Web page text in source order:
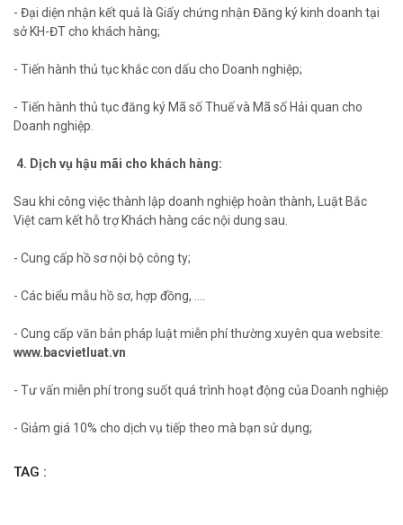
- Đại diện nhận kết quả là Giấy chứng nhận Đăng ký kinh doanh tại
sở KH-ĐT cho khách hàng;
- Tiến hành thủ tục khắc con dấu cho Doanh nghiệp;
- Tiến hành thủ tục đăng ký Mã số Thuế và Mã số Hải quan cho
Doanh nghiệp.
4. Dịch vụ hậu mãi cho khách hàng:
Sau khi công việc thành lập doanh nghiệp hoàn thành, Luật Bắc
Việt cam kết hỗ trợ Khách hàng các nội dung sau.
- Cung cấp hồ sơ nội bộ công ty;
- Các biểu mẫu hồ sơ, hợp đồng, ….
- Cung cấp văn bản pháp luật miễn phí thường xuyên qua website:
www.bacvietluat.vn
- Tư vấn miễn phí trong suốt quá trình hoạt động của Doanh nghiệp
- Giảm giá 10% cho dịch vụ tiếp theo mà bạn sử dụng;
TAG :